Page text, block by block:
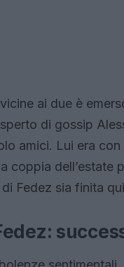
ai due è
di gossip
amici. Lui era
coppia dell’estate
Fedez sia finita